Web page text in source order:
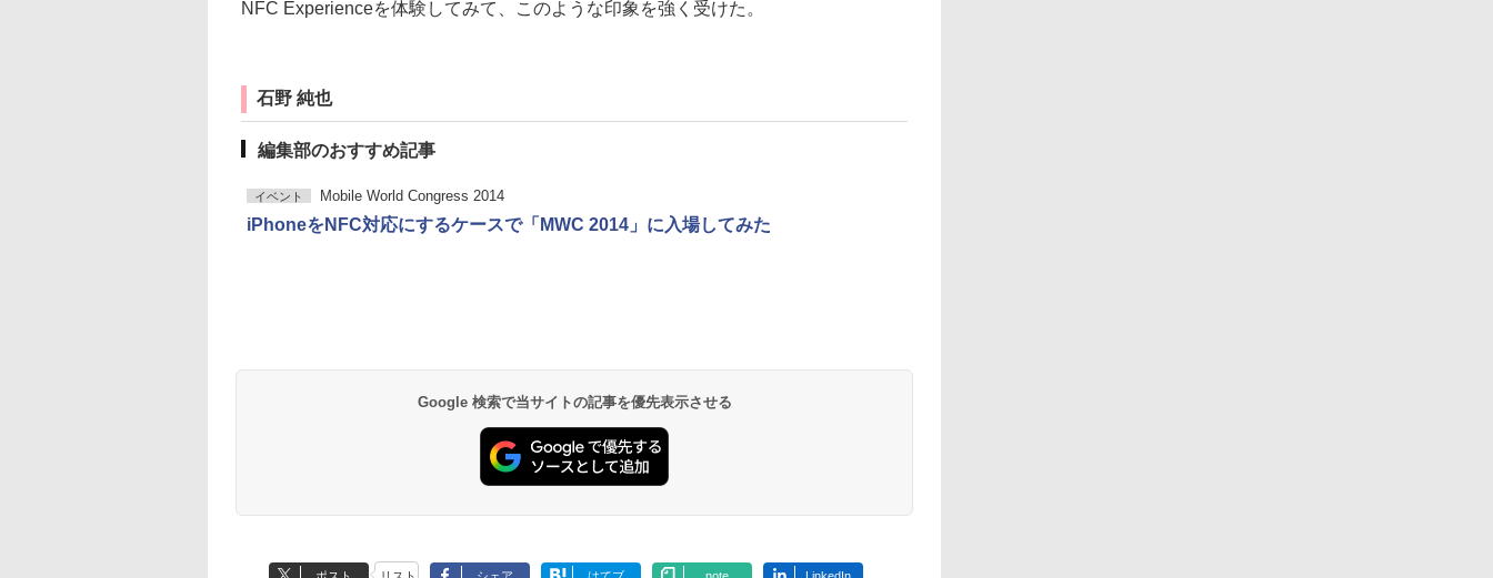
NFC Experienceを体験してみて、このような印象を強く受けた。
石野 純也
編集部のおすすめ記事
イベント Mobile World Congress 2014
iPhoneをNFC対応にするケースで「MWC 2014」に入場してみた
Google 検索で当サイトの記事を優先表示させる